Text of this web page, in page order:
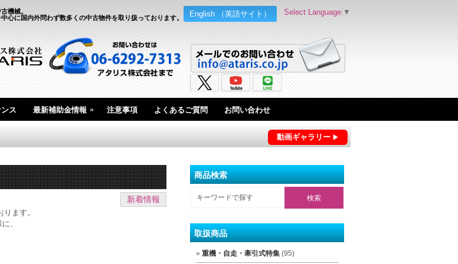
English （英語サイト）
機械。
心に国内外問わず数多くの中古物件を取り扱っております。
Select Language ▼
ス 最新補助金情報 » 注意事項 よくあるご質問 お問い合わせ
動画ギャラリー
新着情報
ます。
、
商品検索
取扱商品
重機・自走・牽引式特集(95)